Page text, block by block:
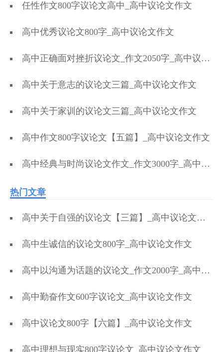
任性作文800字议论文高中_高中议论文作文
高中优秀议论文800字_高中议论文作文
高中正确面对挫折议论文_作文2050字_高中议论文作文
高中关于意志的议论文三篇_高中议论文作文
高中关于家训的议论文三篇_高中议论文作文
高中作文800字议论文【五篇】_高中议论文作文
高中经典与时尚议论文作文_作文3000字_高中议论文作文
热门文章
高中关于自强的议论文【三篇】_高中议论文作文
高中生诚信的议论文800字_高中议论文作文
高中以沟通为话题的议论文_作文2000字_高中议论文作文
高中勤奋作文600字议论文_高中议论文作文
高中议论文800字【六篇】_高中议论文作文
高中理想与现实800字议论文_高中议论文作文